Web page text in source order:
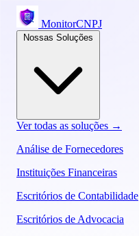
MonitorCNPJ
Ver todas as soluções →
Análise de Fornecedores
Instituições Financeiras
Escritórios de Contabilidade
Escritórios de Advocacia